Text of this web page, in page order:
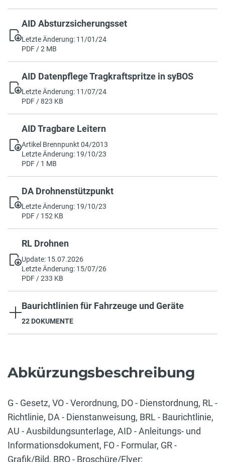
AID Absturzsicherungsset
Letzte Änderung: 11/01/24
PDF / 2 MB
AID Datenpflege Tragkraftspritze in syBOS
Letzte Änderung: 11/07/24
PDF / 823 KB
AID Tragbare Leitern
Artikel Brennpunkt 04/2013
Letzte Änderung: 19/10/23
PDF / 1 MB
DA Drohnenstützpunkt
Letzte Änderung: 19/10/23
PDF / 152 KB
RL Drohnen
Update: 15.07.2026
Letzte Änderung: 15/07/26
PDF / 233 KB
Baurichtlinien für Fahrzeuge und Geräte
22 DOKUMENTE
Abkürzungsbeschreibung
G - Gesetz, VO - Verordnung, DO - Dienstordnung, RL -
Richtlinie, DA - Dienstanweisung, BRL - Baurichtlinie,
AU - Ausbildungsunterlage, AID - Anleitungs- und
Informationsdokument, FO - Formular, GR -
Grafik/Bild, BRO - Broschüre/Flyer;